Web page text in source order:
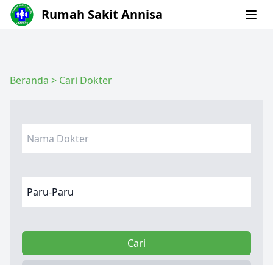
Rumah Sakit Annisa
Beranda > Cari Dokter
Cari